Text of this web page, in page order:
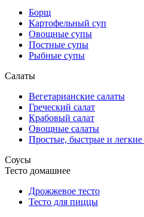
Борщ
Картофельный суп
Овощные супы
Постные супы
Рыбные супы
Салаты
Вегетарианские салаты
Греческий салат
Крабовый салат
Овощные салаты
Простые, быстрые и легкие
Соусы
Тесто домашнее
Дрожжевое тесто
Тесто для пиццы